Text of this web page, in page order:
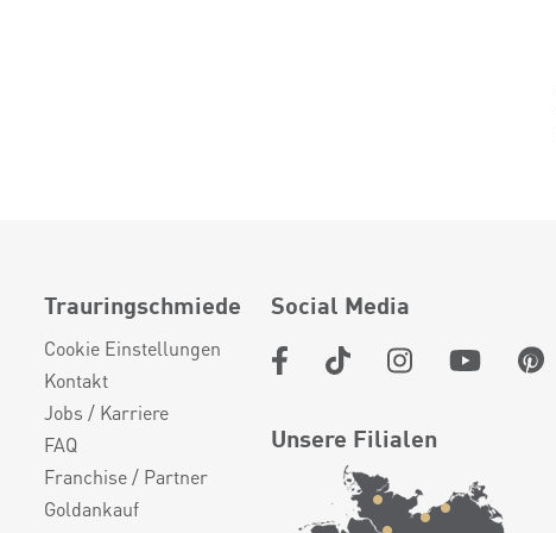
Trauringschmiede
Cookie Einstellungen
Kontakt
Jobs / Karriere
FAQ
Franchise / Partner
Goldankauf
Social Media
Unsere Filialen